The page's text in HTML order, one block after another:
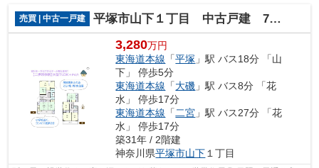
売買 | 中古一戸建 平塚市山下１丁目 中古戸建 72.65坪
3,280万円
東海道本線 「平塚 」駅 バス18分 「山
下」 停歩5分
東海道本線 「大磯 」駅 バス8分 「花
水」 停歩17分
東海道本線 「二宮 」駅 バス27分 「花
水」 停歩17分
築31年 / 2階建
神奈川県平塚市山下 １丁目